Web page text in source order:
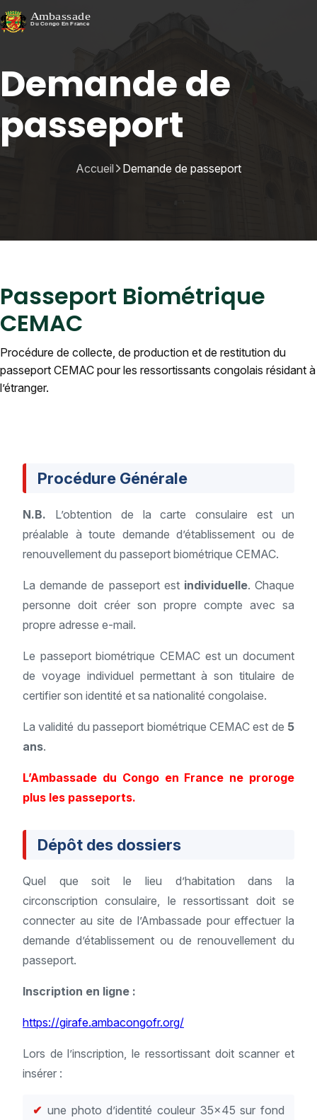
Demande de
passeport
Accueil Demande de passeport
Passeport Biométrique
CEMAC
Procédure de collecte, de production et de restitution du
passeport CEMAC pour les ressortissants congolais résidant à
l’étranger.
Procédure Générale
N.B. L’obtention de la carte consulaire est un
préalable à toute demande d’établissement ou de
renouvellement du passeport biométrique CEMAC.
La demande de passeport est individuelle. Chaque
personne doit créer son propre compte avec sa
propre adresse e-mail.
Le passeport biométrique CEMAC est un document
de voyage individuel permettant à son titulaire de
certifier son identité et sa nationalité congolaise.
La validité du passeport biométrique CEMAC est de 5
ans.
L’Ambassade du Congo en France ne proroge
plus les passeports.
Dépôt des dossiers
Quel que soit le lieu d’habitation dans la
circonscription consulaire, le ressortissant doit se
connecter au site de l’Ambassade pour effectuer la
demande d’établissement ou de renouvellement du
passeport.
Inscription en ligne :
https://girafe.ambacongofr.org/
Lors de l’inscription, le ressortissant doit scanner et
insérer :
une photo d’identité couleur 35x45 sur fond